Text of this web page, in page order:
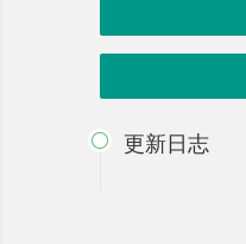
 更新日志